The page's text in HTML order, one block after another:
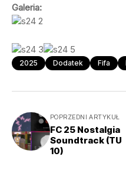
Galeria:
2025 Dodatek Fifa
POPRZEDNI ARTYKUŁ
FC 25 Nostalgia
Soundtrack (TU
10)